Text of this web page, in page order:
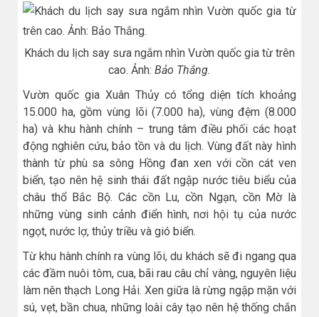
Khách du lịch say sưa ngắm nhìn Vườn quốc gia từ trên
cao. Ảnh: Bảo Thắng.
Vườn quốc gia Xuân Thủy có tổng diện tích khoảng
15.000 ha, gồm vùng lõi (7.000 ha), vùng đệm (8.000
ha) và khu hành chính – trung tâm điều phối các hoạt
động nghiên cứu, bảo tồn và du lịch. Vùng đất này hình
thành từ phù sa sông Hồng đan xen với cồn cát ven
biển, tạo nên hệ sinh thái đất ngập nước tiêu biểu của
châu thổ Bắc Bộ. Các cồn Lu, cồn Ngạn, cồn Mờ là
những vùng sinh cảnh điển hình, nơi hội tụ của nước
ngọt, nước lợ, thủy triều và gió biển.
Từ khu hành chính ra vùng lõi, du khách sẽ đi ngang qua
các đầm nuôi tôm, cua, bãi rau câu chỉ vàng, nguyên liệu
làm nên thạch Long Hải. Xen giữa là rừng ngập mặn với
sú, vẹt, bần chua, những loài cây tạo nên hệ thống chắn